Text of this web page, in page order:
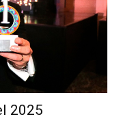
2025